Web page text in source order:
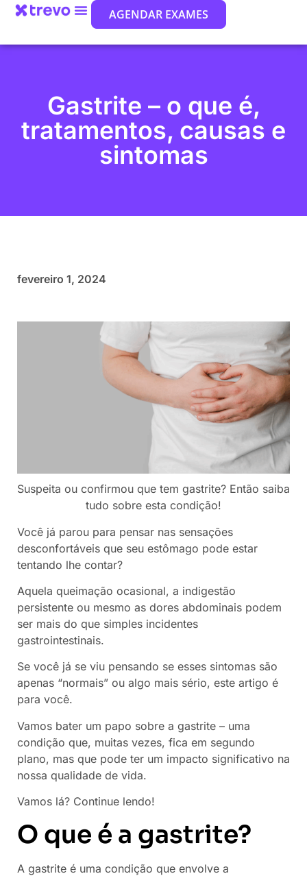
AGENDAR EXAMES
Gastrite – o que é,
tratamentos, causas e
sintomas
fevereiro 1, 2024
Suspeita ou confirmou que tem gastrite? Então saiba
tudo sobre esta condição!
Você já parou para pensar nas sensações
desconfortáveis que seu estômago pode estar
tentando lhe contar?
Aquela queimação ocasional, a indigestão
persistente ou mesmo as dores abdominais podem
ser mais do que simples incidentes
gastrointestinais.
Se você já se viu pensando se esses sintomas são
apenas “normais” ou algo mais sério, este artigo é
para você.
Vamos bater um papo sobre a gastrite – uma
condição que, muitas vezes, fica em segundo
plano, mas que pode ter um impacto significativo na
nossa qualidade de vida.
Vamos lá? Continue lendo!
O que é a gastrite?
A gastrite é uma condição que envolve a